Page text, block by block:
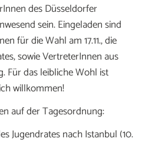
des Düsseldorfer
sein. Eingeladen sind
für die Wahl am 17.11., die
sowie VertreterInnen aus
Für das leibliche Wohl ist
willkommen!
auf der Tagesordnung:
Jugendrates nach Istanbul (10.